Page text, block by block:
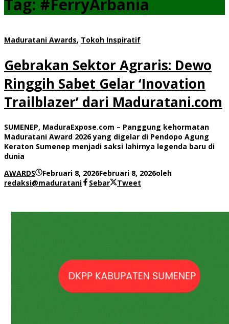
Tag: #FerryArbania
Maduratani Awards, Tokoh Inspiratif
Gebrakan Sektor Agraris: Dewo
Ringgih Sabet Gelar ‘Inovation
Trailblazer’ dari Maduratani.com
SUMENEP, MaduraExpose.com – Panggung kehormatan
Maduratani Award 2026 yang digelar di Pendopo Agung
Keraton Sumenep menjadi saksi lahirnya legenda baru di
dunia
AWARDS
Februari 8, 2026Februari 8, 2026oleh
redaksi@maduratani
Sebar Tweet